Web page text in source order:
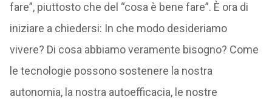
fare”, piuttosto che del “cosa è bene fare”. È ora di
iniziare a chiedersi: In che modo desideriamo
vivere? Di cosa abbiamo veramente bisogno? Come
le tecnologie possono sostenere la nostra
autonomia, la nostra autoefficacia, le nostre